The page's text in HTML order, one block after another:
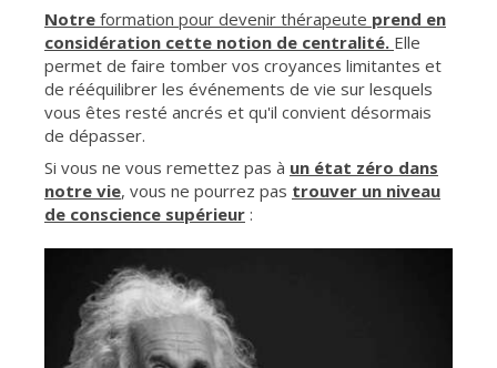
Notre formation pour devenir thérapeute prend en
considération cette notion de centralité. Elle
permet de faire tomber vos croyances limitantes et
de rééquilibrer les événements de vie sur lesquels
vous êtes resté ancrés et qu'il convient désormais
de dépasser.
Si vous ne vous remettez pas à un état zéro dans
notre vie, vous ne pourrez pas trouver un niveau
de conscience supérieur :